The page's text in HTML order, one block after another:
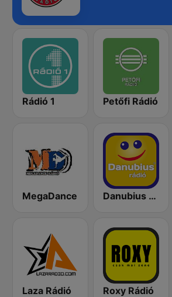
Rádió 1 Petőfi Rádió
MegaDance Danubius Rádió
Laza Rádió Roxy Rádió